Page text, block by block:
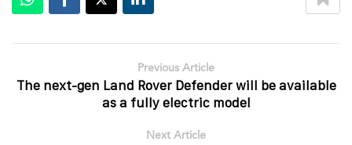
Previous Article
The next-gen Land Rover Defender will be available
as a fully electric model
Next Article